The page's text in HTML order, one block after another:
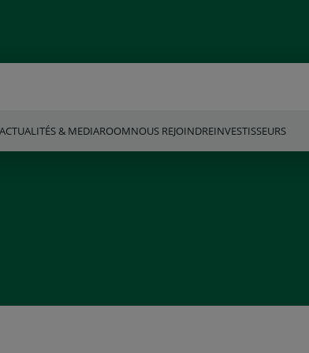
ACTUALITÉS & MEDIAROOMNOUS REJOINDREINVESTISSEURS